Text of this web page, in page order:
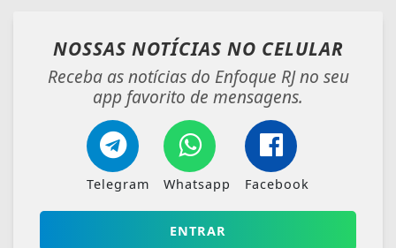
NOSSAS NOTÍCIAS NO CELULAR
Receba as notícias do Enfoque RJ no seu
app favorito de mensagens.
Telegram Whatsapp Facebook
ENTRAR